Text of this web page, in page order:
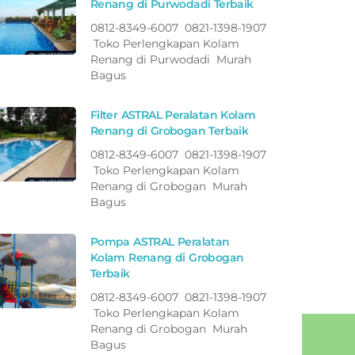
Renang di Purwodadi Terbaik
0812-8349-6007 0821-1398-1907
Toko Perlengkapan Kolam
Renang di Purwodadi Murah
Bagus
Filter ASTRAL Peralatan Kolam
Renang di Grobogan Terbaik
0812-8349-6007 0821-1398-1907
Toko Perlengkapan Kolam
Renang di Grobogan Murah
Bagus
Pompa ASTRAL Peralatan
Kolam Renang di Grobogan
Terbaik
0812-8349-6007 0821-1398-1907
Toko Perlengkapan Kolam
Renang di Grobogan Murah
Bagus